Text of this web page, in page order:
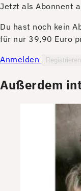
Jetzt als Abonnent
Du hast noch kein
für nur 39,90 Euro
Anmelden
Registrieren
Außerdem